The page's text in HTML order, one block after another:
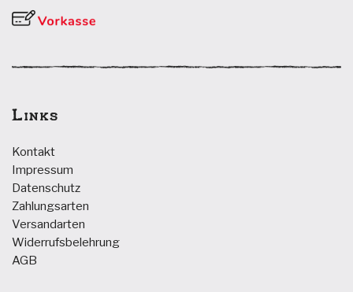
Links
Kontakt
Impressum
Datenschutz
Zahlungsarten
Versandarten
Widerrufsbelehrung
AGB